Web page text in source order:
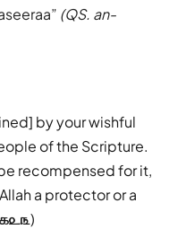
(QS. an-
by your wishful
of the Scripture.
recompensed for it,
a protector or a
௧௨௩)